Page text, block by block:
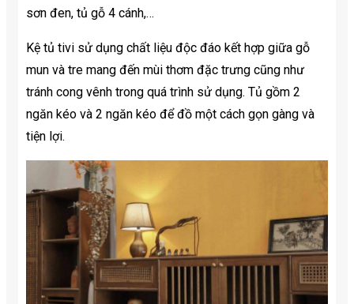
sơn đen, tủ gỗ 4 cánh,…
Kệ tủ tivi sử dụng chất liệu độc đáo kết hợp giữa gỗ
mun và tre mang đến mùi thơm đặc trưng cũng như
tránh cong vênh trong quá trình sử dụng. Tủ gồm 2
ngăn kéo và 2 ngăn kéo để đồ một cách gọn gàng và
tiện lợi.